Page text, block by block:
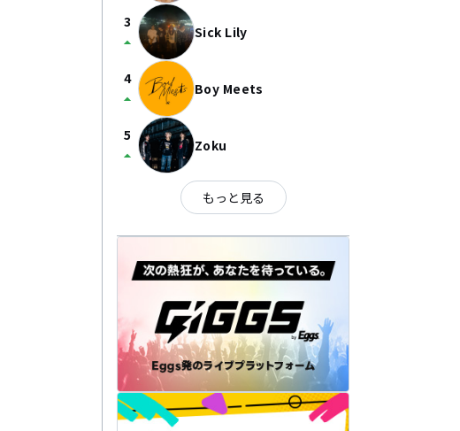
3
arrow_drop_up Sick Lily
4
arrow_drop_up Boy Meets
5
arrow_drop_up Zoku
もっと見る